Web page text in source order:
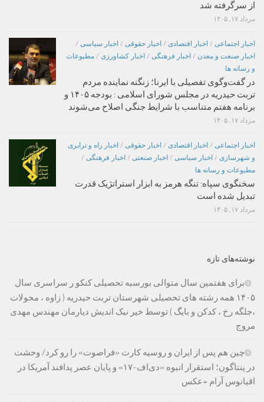
از سرگرفته شد
مرداد ۱۷, ۱۴۰۵
اخبار اجتماعی / اخبار اقتصادی / اخبار حقوقی / اخبار سیاسی /
اخبار صنعت و معدن / اخبار فرهنگی / اخبار کشاورزی / مطبوعات
و رسانه ها
در گفت‌وگوی تفصیلی با ایرنا؛ زنگنه نماینده مردم
تربت حیدریه در مجلس شورای اسلامی : بودجه ۱۴۰۵ و
برنامه هفتم متناسب با شرایط جنگی اصلاح می‌شوند
مرداد ۱۷, ۱۴۰۵
اخبار اجتماعی / اخبار اقتصادی / اخبار حقوقی / اخبار راه و ترابری
و شهرسازی / اخبار سیاسی / اخبار صنعتی / اخبار فرهنگی /
مطبوعات و رسانه ها
سخنگوی سپاه: تنگه هرمز به ابزار استراتژیک قدرت
تبدیل شده است
مرداد ۱۷, ۱۴۰۵
نوشته‌های تازه
برای هفتمین سال متوالی بورسیه تحصیلی کنکو ر سراسری سال
۱۴۰۵ همه رشته های تحصیلی شهرستان تربت حیدریه ( زاوه ، محولات
،جلگه رخ ، کدکن و بایگ ) توسط خیر نیک اندیش دیارمان مهندس مهدی
مروج
چین هم پس از ایران و روسیه کارت «فراصوت» را رو کرد/ وحشت
در پنتاگون؛ استقرار انبوه «دی‌اف‑۱۷» و پایان عصر پدافند آمریکا در
اقیانوس آرام +عکس